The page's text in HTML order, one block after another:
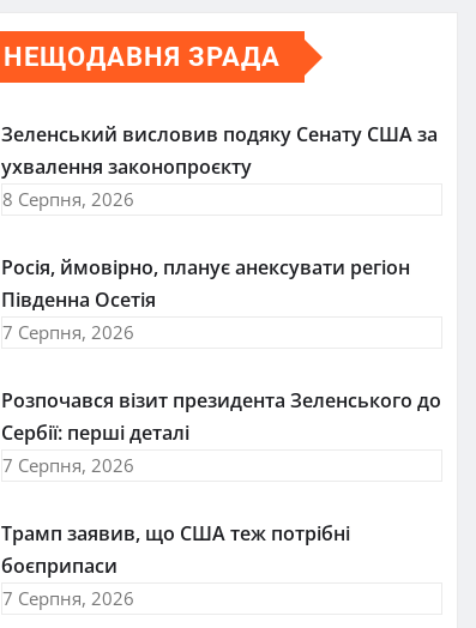
НЕЩОДАВНЯ ЗРАДА
Зеленський висловив подяку Сенату США за
ухвалення законопроєкту
8 Серпня, 2026
Росія, ймовірно, планує анексувати регіон
Південна Осетія
7 Серпня, 2026
Розпочався візит президента Зеленського до
Сербії: перші деталі
7 Серпня, 2026
Трамп заявив, що США теж потрібні
боєприпаси
7 Серпня, 2026